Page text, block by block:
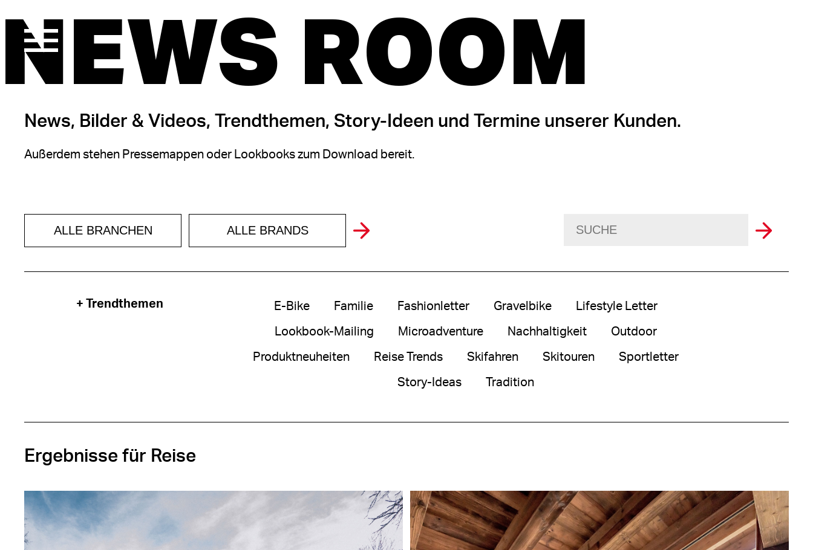
NEWS ROOM
News, Bilder & Videos, Trendthemen, Story-Ideen und Termine unserer Kunden.
Außerdem stehen Pressemappen oder Lookbooks zum Download bereit.
ALLE BRANCHEN ALLE BRANDS
+ Trendthemen E-Bike Familie Fashionletter Gravelbike Lifestyle Letter
Lookbook-Mailing Microadventure Nachhaltigkeit Outdoor
Produktneuheiten Reise Trends Skifahren Skitouren Sportletter
Story-Ideas Tradition
Ergebnisse für Reise